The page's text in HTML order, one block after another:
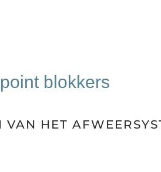
blokkers
HET